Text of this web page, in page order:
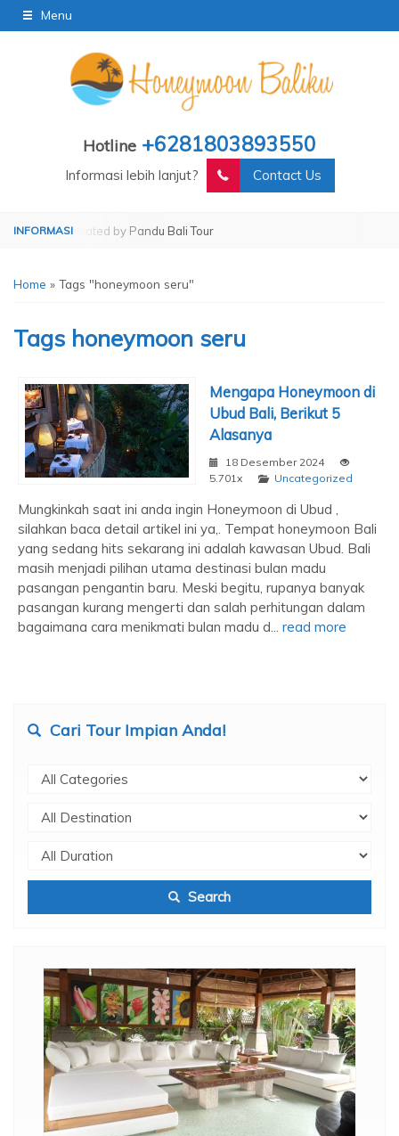
Menu
Hotline +6281803893550
Informasi lebih lanjut? Contact Us
Operated by Pandu Bali Tour
Home » Tags "honeymoon seru"
Tags honeymoon seru
Mengapa Honeymoon di
Ubud Bali, Berikut 5
Alasanya
18 Desember 2024
5.701x
Uncategorized
Mungkinkah saat ini anda ingin Honeymoon di Ubud ,
silahkan baca detail artikel ini ya,. Tempat honeymoon Bali
yang sedang hits sekarang ini adalah kawasan Ubud. Bali
masih menjadi pilihan utama destinasi bulan madu
pasangan pengantin baru. Meski begitu, rupanya banyak
pasangan kurang mengerti dan salah perhitungan dalam
bagaimana cara menikmati bulan madu d... read more
Cari Tour Impian Anda!
Search